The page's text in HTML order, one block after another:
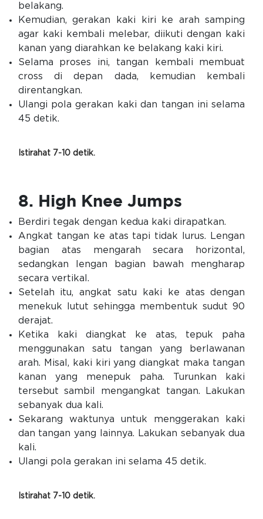
belakang.
Kemudian, gerakan kaki kiri ke arah samping
agar kaki kembali melebar, diikuti dengan kaki
kanan yang diarahkan ke belakang kaki kiri.
Selama proses ini, tangan kembali membuat
cross di depan dada, kemudian kembali
direntangkan.
Ulangi pola gerakan kaki dan tangan ini selama
45 detik.
Istirahat 7-10 detik.
8. High Knee Jumps
Berdiri tegak dengan kedua kaki dirapatkan.
Angkat tangan ke atas tapi tidak lurus. Lengan
bagian atas mengarah secara horizontal,
sedangkan lengan bagian bawah mengharap
secara vertikal.
Setelah itu, angkat satu kaki ke atas dengan
menekuk lutut sehingga membentuk sudut 90
derajat.
Ketika kaki diangkat ke atas, tepuk paha
menggunakan satu tangan yang berlawanan
arah. Misal, kaki kiri yang diangkat maka tangan
kanan yang menepuk paha. Turunkan kaki
tersebut sambil mengangkat tangan. Lakukan
sebanyak dua kali.
Sekarang waktunya untuk menggerakan kaki
dan tangan yang lainnya. Lakukan sebanyak dua
kali.
Ulangi pola gerakan ini selama 45 detik.
Istirahat 7-10 detik.